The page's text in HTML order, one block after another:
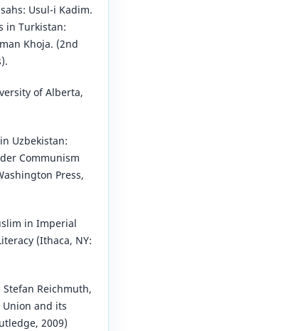
Usul-i Kadim.
in Turkistan:
Khoja. (2nd
of Alberta,
Uzbekistan:
Communism
Press,
in Imperial
(Ithaca, NY:
Reichmuth,
and its
2009)